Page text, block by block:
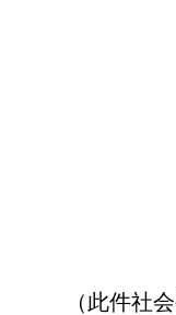
（此件社会